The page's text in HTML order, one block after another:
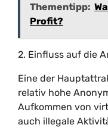
Thementipp:
Profit?
2. Einfluss auf die
Eine der
relativ hohe
Aufkommen von
auch illegale